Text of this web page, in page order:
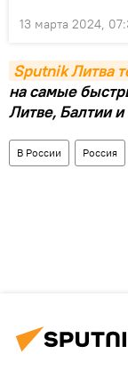
13 марта 2024,
Sputnik Литва
на самые
Литве, Балтии и
В России Россия